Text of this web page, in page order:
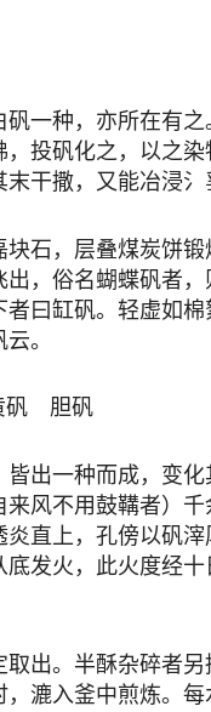
种，亦所在有之
投矾化之，以之
干撒，又能冶浸氵
，层叠煤炭饼锻
，俗名蝴蝶矾者
曰缸矾。轻虚如
。
胆矾
一种而成，变化
风不用鼓鞲者）
直上，孔傍以矾
底发火，此火度经
。半酥杂碎者另
漉入釜中煎炼。